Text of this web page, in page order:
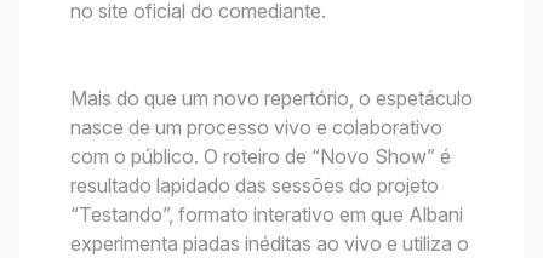
no site oficial do comediante.
Mais do que um novo repertório, o espetáculo
nasce de um processo vivo e colaborativo
com o público. O roteiro de “Novo Show” é
resultado lapidado das sessões do projeto
“Testando”, formato interativo em que Albani
experimenta piadas inéditas ao vivo e utiliza o